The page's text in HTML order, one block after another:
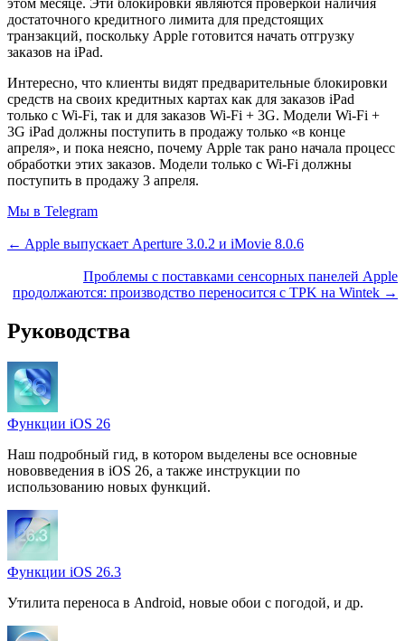
этом месяце. Эти блокировки являются проверкой наличия
достаточного кредитного лимита для предстоящих
транзакций, поскольку Apple готовится начать отгрузку
заказов на iPad.
Интересно, что клиенты видят предварительные блокировки
средств на своих кредитных картах как для заказов iPad
только с Wi-Fi, так и для заказов Wi-Fi + 3G. Модели Wi-Fi +
3G iPad должны поступить в продажу только «в конце
апреля», и пока неясно, почему Apple так рано начала процесс
обработки этих заказов. Модели только с Wi-Fi должны
поступить в продажу 3 апреля.
Мы в Telegram
← Apple выпускает Aperture 3.0.2 и iMovie 8.0.6
Проблемы с поставками сенсорных панелей Apple
продолжаются: производство переносится с TPK на Wintek →
Руководства
Функции iOS 26
Наш подробный гид, в котором выделены все основные
нововведения в iOS 26, а также инструкции по
использованию новых функций.
Функции iOS 26.3
Утилита переноса в Android, новые обои с погодой, и др.